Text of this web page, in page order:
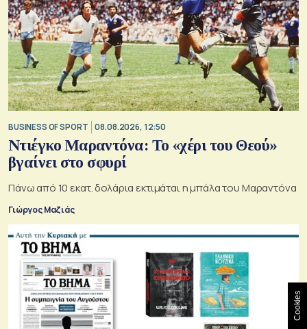
BUSINESS OF SPORT 08.08.2026, 12:50
Ντιέγκο Μαραντόνα: Το «χέρι του Θεού»
βγαίνει στο σφυρί
Πάνω από 10 εκατ. δολάρια εκτιμάται η μπάλα του Μαραντόνα
Γιώργος Μαζιάς
Cookies